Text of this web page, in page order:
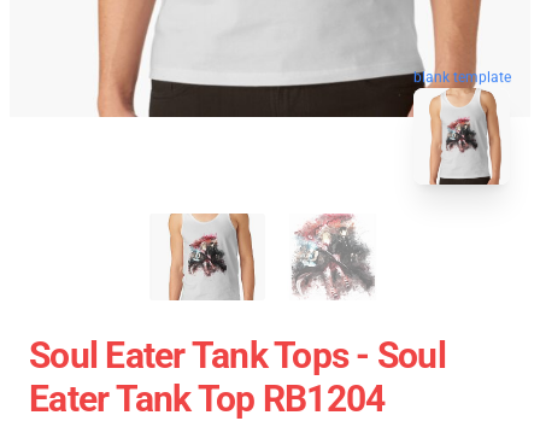
blank template
Soul Eater Tank Tops - Soul
Eater Tank Top RB1204